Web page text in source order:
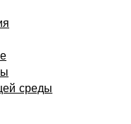
среды